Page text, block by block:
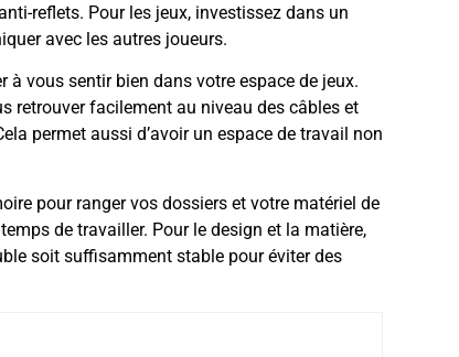
reflets. Pour les jeux, investissez dans un
avec les autres joueurs.
à vous sentir bien dans votre espace de jeux.
retrouver facilement au niveau des câbles et
permet aussi d’avoir un espace de travail non
pour ranger vos dossiers et votre matériel de
de travailler. Pour le design et la matière,
soit suffisamment stable pour éviter des